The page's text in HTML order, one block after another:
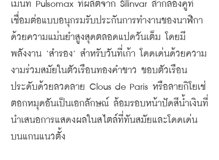
เมนท์ Pulsomax ที่ผลิตจาก Silinvar ลำกล้องคู่ที่
เชื่อมต่อแบบอนุกรมรับประกันการทำงานของนาฬิกา
ด้วยความแม่นยำสูงสุดตลอดแปดวันเต็ม โดยมี
พลังงาน ‘สำรอง’ สำหรับวันที่เก้า
โดดเด่นด้วยความ
งามร่วมสมัยในตัวเรือนทองคำขาว ขอบตัวเรือน
ประดับด้วยลวดลาย Clous de Paris หรือลายกิโยเช่
ตอกหมุดอันเป็นเอกลักษณ์ ล้อมรอบหน้าปัดสีน้ำเงินที่
นำเสนอการแสดงผลในสไตล์ที่ทันสมัยและโดดเด่น
บนแกนแนวตั้ง